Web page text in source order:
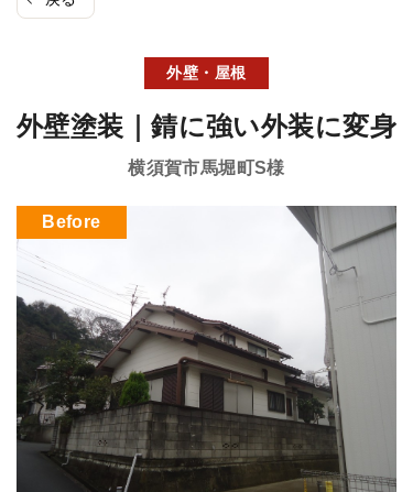
外壁・屋根
外壁塗装｜錆に強い外装に変身
横須賀市馬堀町S様
Before